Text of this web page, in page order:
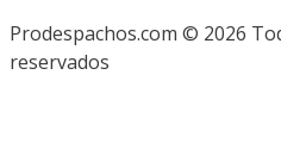
Prodespachos.com © 2026
reservados